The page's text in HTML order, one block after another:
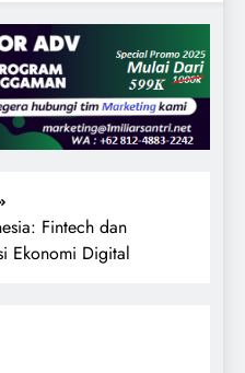
Fintech dan
Ekonomi Digital